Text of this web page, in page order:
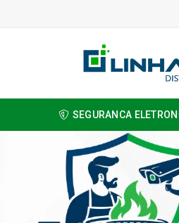
SEGURANCA